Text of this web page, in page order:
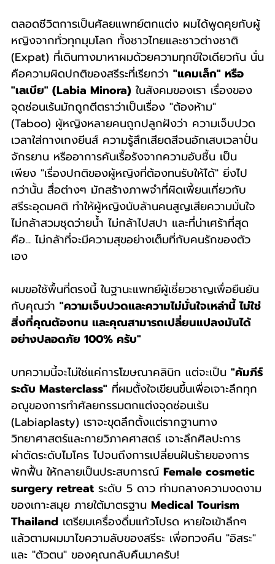
ตลอดชีวิตการเป็นศัลยแพทย์ตกแต่ง ผมได้พูดคุยกับผู้
หญิงจากทั่วทุกมุมโลก ทั้งชาวไทยและชาวต่างชาติ
(Expat) ที่เดินทางมาหาผมด้วยความทุกข์ใจเดียวกัน นั่น
คือความผิดปกติของสรีระที่เรียกว่า "แคมเล็ก" หรือ
"เลเบีย" (Labia Minora) ในสังคมของเรา เรื่องของ
จุดซ่อนเร้นมักถูกตีตราว่าเป็นเรื่อง "ต้องห้าม"
(Taboo) ผู้หญิงหลายคนถูกปลูกฝังว่า ความเจ็บปวด
เวลาใส่กางเกงยีนส์ ความรู้สึกเสียดสีจนอักเสบเวลาปั่น
จักรยาน หรืออาการคันเรื้อรังจากความอับชื้น เป็น
เพียง "เรื่องปกติของผู้หญิงที่ต้องทนรับให้ได้" ยิ่งไป
กว่านั้น สื่อต่างๆ มักสร้างภาพจำที่ผิดเพี้ยนเกี่ยวกับ
สรีระอุดมคติ ทำให้ผู้หญิงนับล้านคนสูญเสียความมั่นใจ
ไม่กล้าสวมชุดว่ายน้ำ ไม่กล้าไปสปา และที่น่าเศร้าที่สุด
คือ... ไม่กล้าที่จะมีความสุขอย่างเต็มที่กับคนรักของตัว
เอง
ผมขอใช้พื้นที่ตรงนี้ ในฐานะแพทย์ผู้เชี่ยวชาญเพื่อยืนยัน
กับคุณว่า "ความเจ็บปวดและความไม่มั่นใจเหล่านี้ ไม่ใช่
สิ่งที่คุณต้องทน และคุณสามารถเปลี่ยนแปลงมันได้
อย่างปลอดภัย 100% ครับ"
บทความนี้จะไม่ใช่แค่การโฆษณาคลินิก แต่จะเป็น "คัมภีร์
ระดับ Masterclass" ที่ผมตั้งใจเขียนขึ้นเพื่อเจาะลึกทุก
อณูของการทำศัลยกรรมตกแต่งจุดซ่อนเร้น
(Labiaplasty) เราจะขุดลึกตั้งแต่รากฐานทาง
วิทยาศาสตร์และกายวิภาคศาสตร์ เจาะลึกศิลปะการ
ผ่าตัดระดับไมโคร ไปจนถึงการเปลี่ยนฝันร้ายของการ
พักฟื้น ให้กลายเป็นประสบการณ์ Female cosmetic
surgery retreat ระดับ 5 ดาว ท่ามกลางความงดงาม
ของเกาะสมุย ภายใต้มาตรฐาน Medical Tourism
Thailand เตรียมเครื่องดื่มแก้วโปรด หายใจเข้าลึกๆ
แล้วตามผมมาไขความลับของสรีระ เพื่อทวงคืน "อิสระ"
และ "ตัวตน" ของคุณกลับคืนมาครับ!